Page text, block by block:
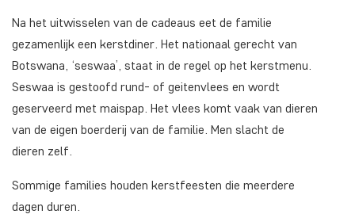
Na het uitwisselen van de cadeaus eet de familie
gezamenlijk een kerstdiner. Het nationaal gerecht van
Botswana, ‘seswaa’, staat in de regel op het kerstmenu.
Seswaa is gestoofd rund- of geitenvlees en wordt
geserveerd met maispap. Het vlees komt vaak van dieren
van de eigen boerderij van de familie. Men slacht de
dieren zelf.
Sommige families houden kerstfeesten die meerdere
dagen duren.